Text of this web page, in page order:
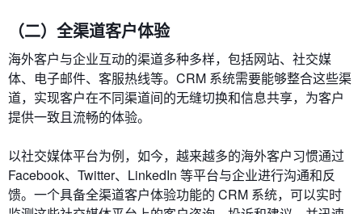
（二）全渠道客户体验
海外客户与企业互动的渠道多种多样，包括网站、社交媒
体、电子邮件、客服热线等。CRM 系统需要能够整合这些渠
道，实现客户在不同渠道间的无缝切换和信息共享，为客户
提供一致且流畅的体验。
以社交媒体平台为例，如今，越来越多的海外客户习惯通过
Facebook、Twitter、LinkedIn 等平台与企业进行沟通和反
馈。一个具备全渠道客户体验功能的 CRM 系统，可以实时